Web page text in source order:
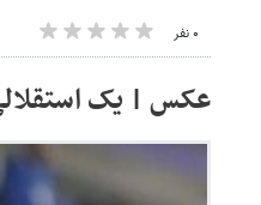
۰ نفر
عکس | یک